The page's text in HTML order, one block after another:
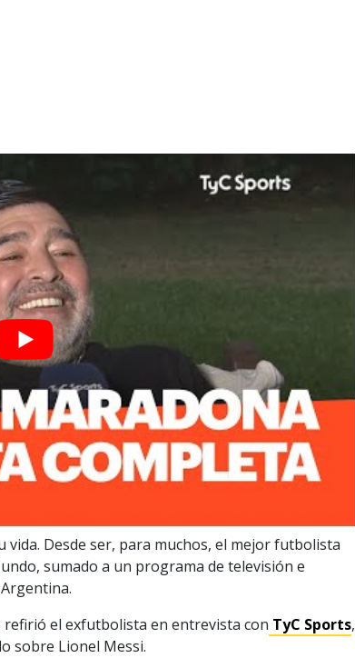
vida. Desde ser, para muchos, el mejor futbolista
sumado a un programa de televisión e
refirió el exfutbolista en entrevista con TyC Sports,
sobre Lionel Messi.